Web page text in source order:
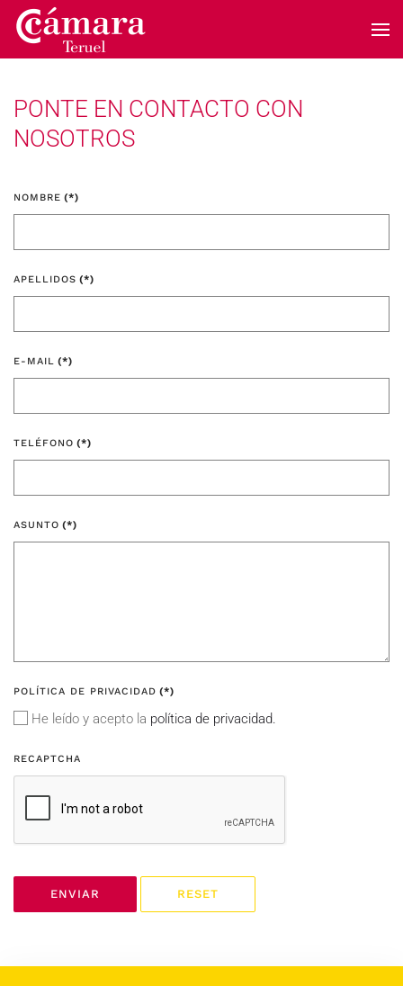
Skip to main content
PONTE EN CONTACTO CON
NOSOTROS
NOMBRE (*)
APELLIDOS (*)
E-MAIL (*)
TELÉFONO (*)
ASUNTO (*)
POLÍTICA DE PRIVACIDAD (*)
He leído y acepto la política de privacidad.
RECAPTCHA
ENVIAR RESET